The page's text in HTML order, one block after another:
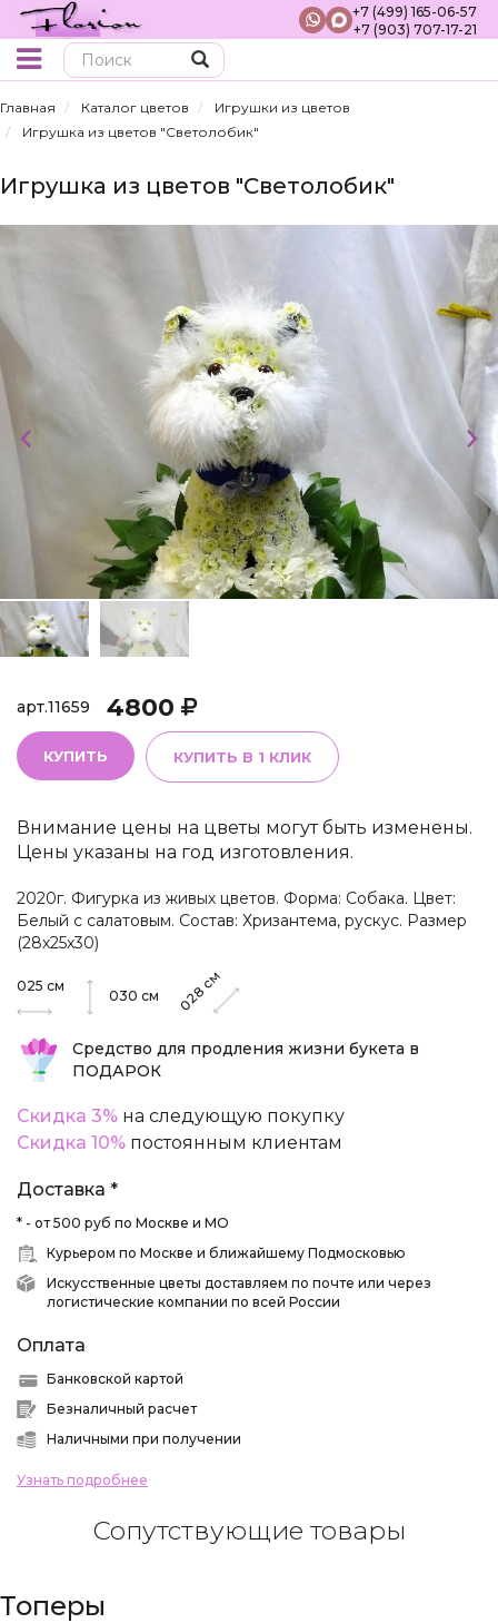
+7 (499) 165-06-57
+7 (903) 707-17-21
Главная Каталог цветов
Игрушки из цветов
Игрушка из цветов "Светолобик"
Игрушка из цветов "Светолобик"
арт.11659 4800
КУПИТЬ КУПИТЬ В 1 КЛИК
Внимание цены на цветы могут быть изменены.
Цены указаны на год изготовления.
2020г. Фигурка из живых цветов. Форма: Собака. Цвет:
Белый с салатовым. Состав: Хризантема, рускус. Размер
(28х25х30)
025 см
030 см 028
см
Средство для продления жизни букета в
ПОДАРОК
Скидка 3% на следующую покупку
Скидка 10% постоянным клиентам
Доставка *
* - от 500 руб по Москве и МО
Курьером по Москве и ближайшему Подмосковью
Искусственные цветы доставляем по почте или через
логистические компании по всей России
Оплата
Банковской картой
Безналичный расчет
Наличными при получении
Узнать подробнее
Сопутствующие товары
Топеры